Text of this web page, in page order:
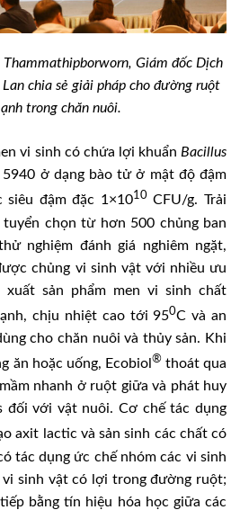
Giám đốc Dịch
chia sẻ giải pháp cho đường ruột
trong chăn nuôi.
vi sinh có chứa lợi khuẩn Bacillus
5940 ở dạng bào tử ở mật độ đậm
siêu đậm đặc 1×1010CFU/g. Trải
chọn từ hơn 500 chủng ban
nghiệm đánh giá nghiêm ngặt,
chủng vi sinh vật với nhiều ưu
sản phẩm men vi sinh chất
chịu nhiệt cao tới 950C và an
cho chăn nuôi và thủy sản. Khi
ăn hoặc uống, Ecobiol ® thoát qua
nhanh ở ruột giữa và phát huy
đối với vật nuôi. Cơ chế tác dụng
axit lactic và sản sinh các chất có
tác dụng ức chế nhóm các vi sinh
sinh vật có lợi trong đường ruột;
bằng tín hiệu hóa học giữa các